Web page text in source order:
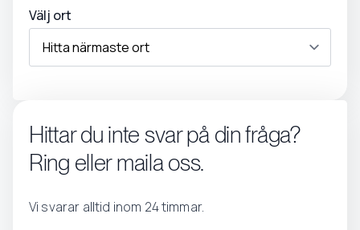
Välj ort
Hittar du inte svar på din fråga?
Ring eller maila oss.
Vi svarar alltid inom 24 timmar.